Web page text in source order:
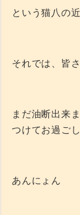
という猫八の
それでは、皆
まだ油断出来
つけてお過ご
あんにょん